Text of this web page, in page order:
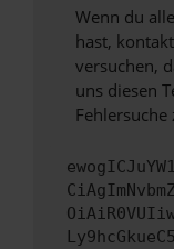
Wenn du
hast,
versuchen,
uns diesen